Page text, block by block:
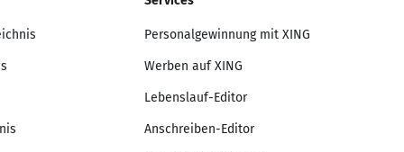
Personalgewinnung mit XING
Werben auf XING
Lebenslauf-Editor
Anschreiben-Editor